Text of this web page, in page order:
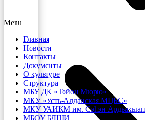
Menu
Главная
Новости
Контакты
Документы
О культуре
Структура
МБУ ДК «Тойон Мюрю»
МКУ «Усть-Алданская МЦБС»
МКУ УАИКМ им. Сэһэн Ардьакыап
МБОУ БДШИ